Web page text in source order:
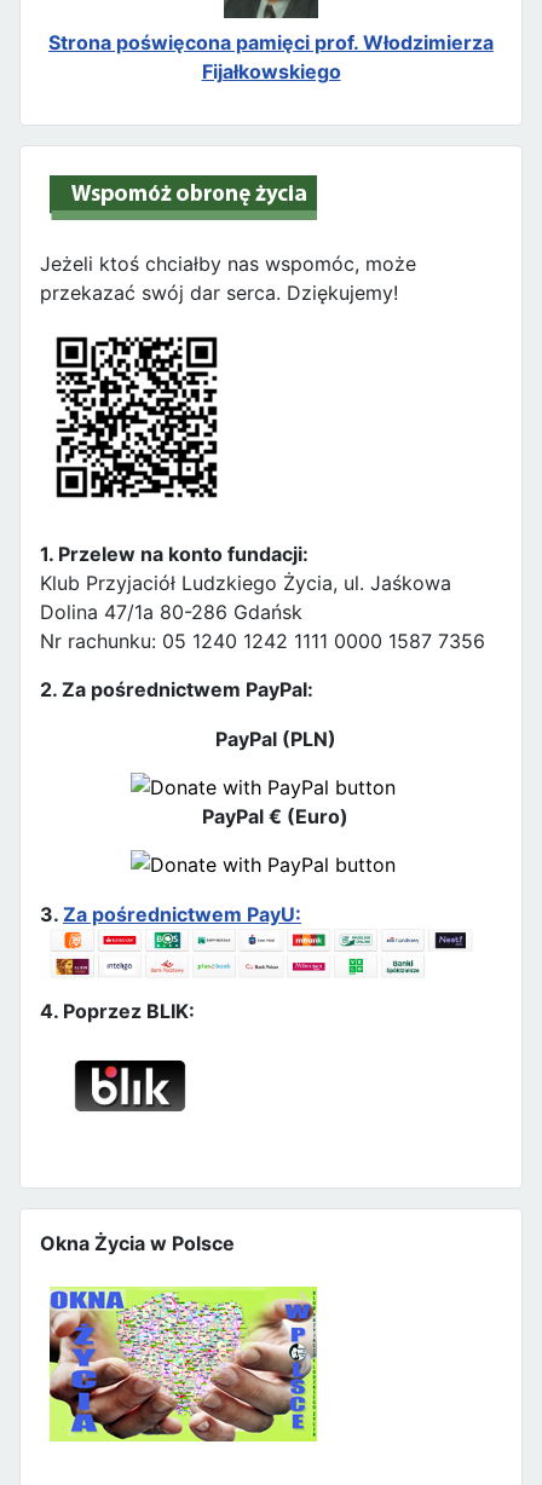
Strona poświęcona pamięci prof. Włodzimierza
Fijałkowskiego
Jeżeli ktoś chciałby nas wspomóc, może
przekazać swój dar serca. Dziękujemy!
1. Przelew na konto fundacji:
Klub Przyjaciół Ludzkiego Życia, ul. Jaśkowa
Dolina 47/1a 80-286 Gdańsk
Nr rachunku: 05 1240 1242 1111 0000 1587 7356
2. Za pośrednictwem PayPal:
PayPal (PLN)
PayPal € (Euro)
3. Za pośrednictwem PayU:
4. Poprzez BLIK:
Okna Życia w Polsce